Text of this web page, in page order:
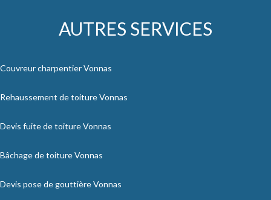
AUTRES SERVICES
Couvreur charpentier Vonnas
Rehaussement de toiture Vonnas
Devis fuite de toiture Vonnas
Bâchage de toiture Vonnas
Devis pose de gouttière Vonnas